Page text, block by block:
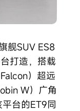
舰SUV ES8
打造，搭载
）超远
W）广角
台的ET9同